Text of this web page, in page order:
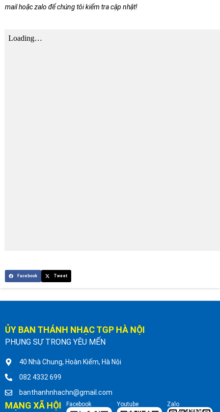
mail hoặc zalo để chúng tôi kiểm tra cập nhật!
Facebook Tweet
ỦY BAN THÁNH NHẠC TGP HÀ NỘI
PHỤNG SỰ TRONG YÊU MẾN
40 Nhà Chung, Hoàn Kiếm, Hà Nội
082 4332 699
banthanhnhachn@gmail.com
MẠNG XÃ HỘI Facebook Youtube Zalo